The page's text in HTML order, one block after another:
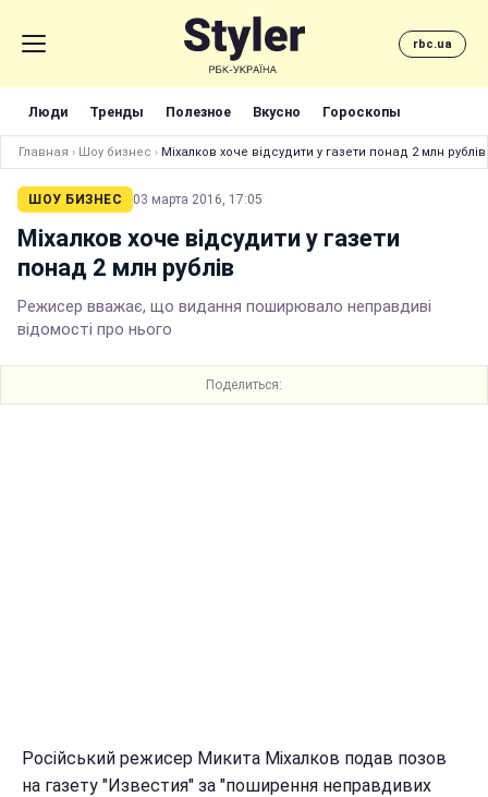
rbc.ua
Люди Тренды Полезное Вкусно Гороскопы
Главная › Шоу бизнес › Міхалков хоче відсудити у газети понад 2 млн рублів
ШОУ БИЗНЕС 03 марта 2016, 17:05
Міхалков хоче відсудити у газети
понад 2 млн рублів
Режисер вважає, що видання поширювало неправдиві
відомості про нього
Поделиться:
Російський режисер Микита Міхалков подав позов
на газету "Известия" за "поширення неправдивих